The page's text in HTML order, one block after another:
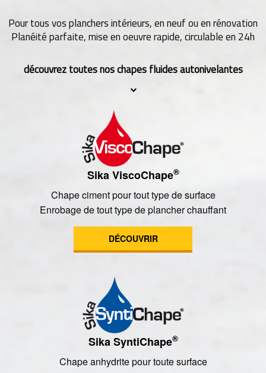
Pour tous vos planchers intérieurs, en neuf ou en rénovation
Planéité parfaite, mise en oeuvre rapide, circulable en 24h
découvrez toutes nos chapes fluides autonivelantes
Sika ViscoChape®
Chape ciment pour tout type de surface
Enrobage de tout type de plancher chauffant
DÉCOUVRIR
Sika SyntiChape®
Chape anhydrite pour toute surface